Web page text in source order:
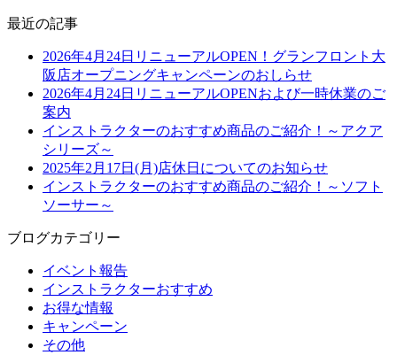
最近の記事
2026年4月24日リニューアルOPEN！グランフロント大
阪店オープニングキャンペーンのおしらせ
2026年4月24日リニューアルOPENおよび一時休業のご
案内
インストラクターのおすすめ商品のご紹介！～アクア
シリーズ～
2025年2月17日(月)店休日についてのお知らせ
インストラクターのおすすめ商品のご紹介！～ソフト
ソーサー～
ブログカテゴリー
イベント報告
インストラクターおすすめ
お得な情報
キャンペーン
その他